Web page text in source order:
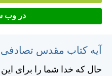
در وب
آیه کتاب مقدس تصادفی
حال كه خدا شما را برای